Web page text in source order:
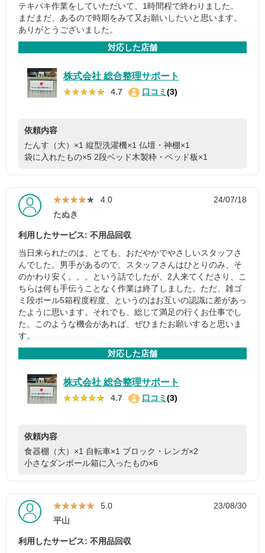
テキパキ作業をしていただいて、1時間程で終わりました。
まだまだ、あるので時期をみて又お願いしたいと思います。
ありがとうございました。
対応した店舗
株式会社 総合整理サポート
★★★★★
★★★★★ 4.7 口コミ (3)
依頼内容
たんす（大）×1 縦型洗濯機×1 仏壇・神棚×1
袋に入れたもの×5 2段ベッド木製枠・ベッド板×1
★★★★★
★★★★★ 4.0
24/07/18
たぬき
利用したサービス: 不用品回収
当日来られたのは、とても、おだやかでやさしいスタッフさ
んでした。男手があるので、スタッフさんはひとりのみ、そ
のかわり安く。。。という話でしたが、2人来てくださり、こ
ちらは何も手伝うことなく作業は終了しました。ただ、雑ゴ
ミ段ボール5箱程度程度、というのはお互いの認識に差があっ
たように思います。それでも、総じて満足の行くお仕事でし
た。このような機会があれば、ぜひまたお願いすると思いま
す。
対応した店舗
株式会社 総合整理サポート
★★★★★
★★★★★ 4.7 口コミ (3)
依頼内容
食器棚（大）×1 自転車×1 ブロック・レンガ×2
小さなダンボール箱に入ったもの×6
★★★★★
★★★★★ 5.0
23/08/30
平山
利用したサービス: 不用品回収